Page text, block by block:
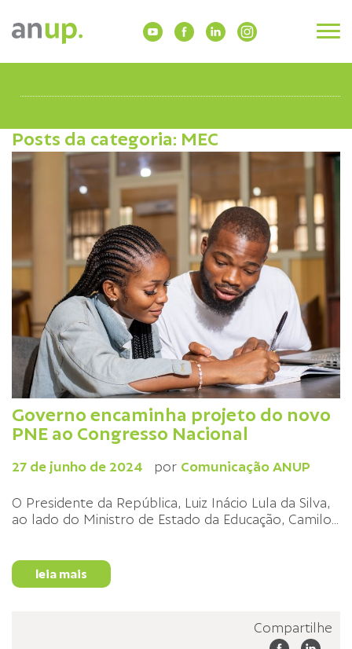
Posts da categoria: MEC
Governo encaminha projeto do novo
PNE ao Congresso Nacional
27 de junho de 2024 por Comunicação ANUP
O Presidente da República, Luiz Inácio Lula da Silva,
ao lado do Ministro de Estado da Educação, Camilo
leia mais
Compartilhe